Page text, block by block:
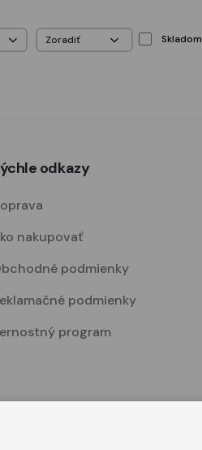
Skladom
odkazy
nakupovať
podmienky
podmienky
program